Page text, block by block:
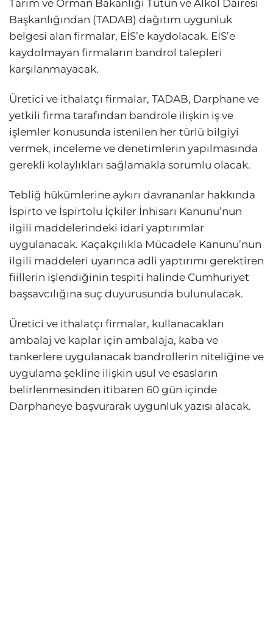
Tarım ve Orman Bakanlığı Tütün ve Alkol Dairesi
Başkanlığından (TADAB) dağıtım uygunluk
belgesi alan firmalar, EİS’e kaydolacak. EİS’e
kaydolmayan firmaların bandrol talepleri
karşılanmayacak.
Üretici ve ithalatçı firmalar, TADAB, Darphane ve
yetkili firma tarafından bandrole ilişkin iş ve
işlemler konusunda istenilen her türlü bilgiyi
vermek, inceleme ve denetimlerin yapılmasında
gerekli kolaylıkları sağlamakla sorumlu olacak.
Tebliğ hükümlerine aykırı davrananlar hakkında
İspirto ve İspirtolu İçkiler İnhisarı Kanunu’nun
ilgili maddelerindeki idari yaptırımlar
uygulanacak. Kaçakçılıkla Mücadele Kanunu’nun
ilgili maddeleri uyarınca adli yaptırımı gerektiren
fiillerin işlendiğinin tespiti halinde Cumhuriyet
başsavcılığına suç duyurusunda bulunulacak.
Üretici ve ithalatçı firmalar, kullanacakları
ambalaj ve kaplar için ambalaja, kaba ve
tankerlere uygulanacak bandrollerin niteliğine ve
uygulama şekline ilişkin usul ve esasların
belirlenmesinden itibaren 60 gün içinde
Darphaneye başvurarak uygunluk yazısı alacak.